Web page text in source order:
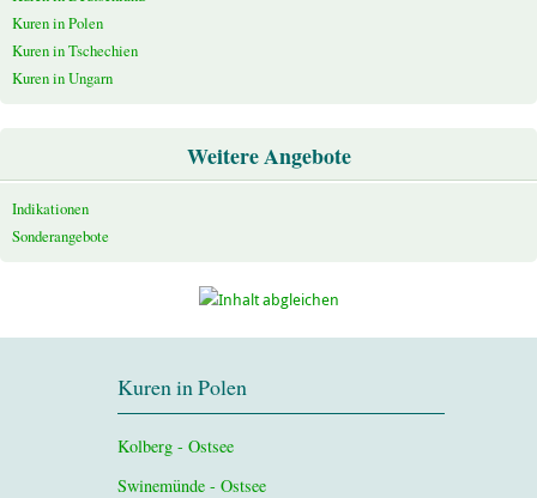
Kuren in Polen
Kuren in Tschechien
Kuren in Ungarn
Weitere Angebote
Indikationen
Sonderangebote
Kuren in Polen
Kolberg - Ostsee
Swinemünde - Ostsee